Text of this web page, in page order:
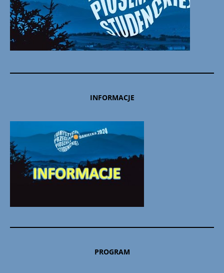
INFORMACJE
PROGRAM